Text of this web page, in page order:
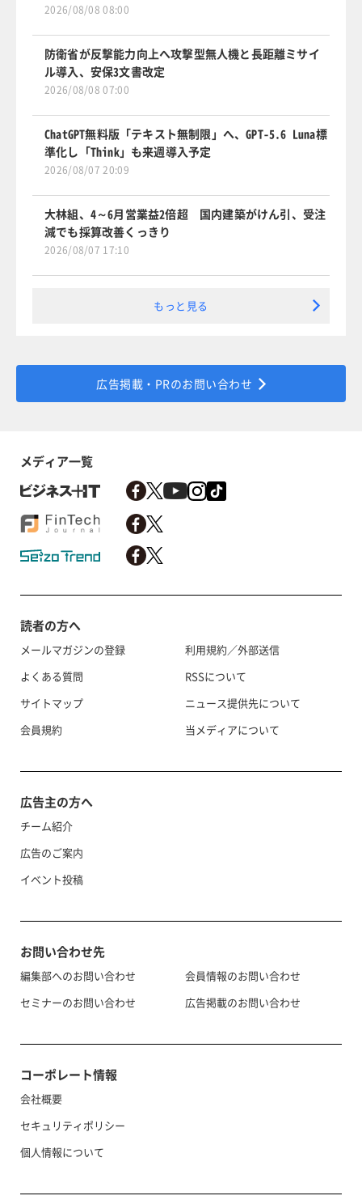
2026/08/08 08:00
防衛省が反撃能力向上へ攻撃型無人機と長距離ミサイ
ル導入、安保3文書改定
2026/08/08 07:00
ChatGPT無料版「テキスト無制限」へ、GPT-5.6 Luna標
準化し「Think」も来週導入予定
2026/08/07 20:09
大林組、4～6月営業益2倍超 国内建築がけん引、受注
減でも採算改善くっきり
2026/08/07 17:10
もっと見る
広告掲載・PRのお問い合わせ
メディア一覧
読者の方へ
メールマガジンの登録
よくある質問
サイトマップ
会員規約
利用規約／外部送信
RSSについて
ニュース提供先について
当メディアについて
広告主の方へ
チーム紹介
広告のご案内
イベント投稿
お問い合わせ先
編集部へのお問い合わせ
セミナーのお問い合わせ
会員情報のお問い合わせ
広告掲載のお問い合わせ
コーポレート情報
会社概要
セキュリティポリシー
個人情報について